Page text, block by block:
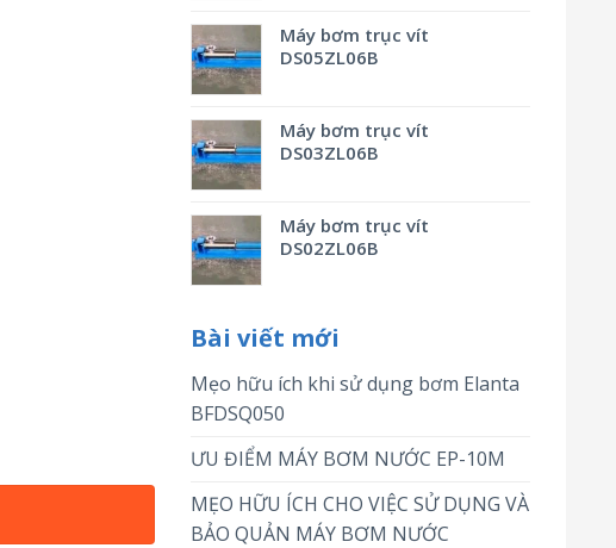
Máy bơm trục vít
DS05ZL06B
Máy bơm trục vít
DS03ZL06B
Máy bơm trục vít
DS02ZL06B
Bài viết mới
Mẹo hữu ích khi sử dụng bơm Elanta
BFDSQ050
ƯU ĐIỂM MÁY BƠM NƯỚC EP-10M
MẸO HỮU ÍCH CHO VIỆC SỬ DỤNG VÀ
BẢO QUẢN MÁY BƠM NƯỚC